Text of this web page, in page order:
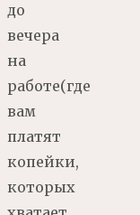
до
вечера
на
работе(где
вам
платят
копейки,
которых